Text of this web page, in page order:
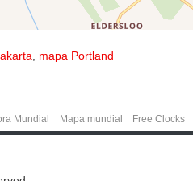
mapa Portland
Mundial Mapa mundial Free Clocks